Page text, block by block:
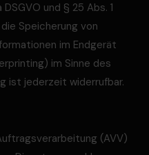
und § 25 Abs. 1
Speicherung von
im Endgerät
im Sinne des
ist jederzeit widerrufbar.
(AVV)